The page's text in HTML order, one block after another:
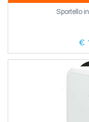
Sportello
€